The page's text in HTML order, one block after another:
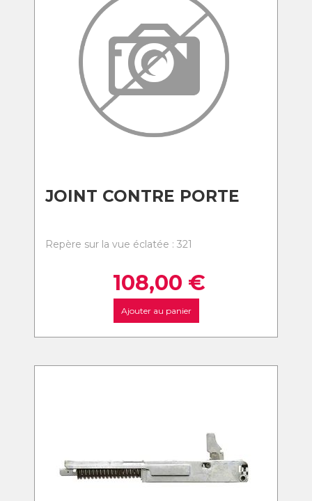
JOINT CONTRE PORTE
Repère sur la vue éclatée : 321
108,00 €
Ajouter au panier